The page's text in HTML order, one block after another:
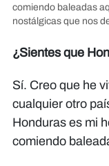
comiendo baleadas
nostálgicas que nos
¿Sientes que
Sí. Creo que he
cualquier otro
Honduras es mi
comiendo